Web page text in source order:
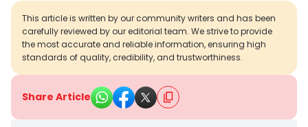
This article is written by our community writers and has been
carefully reviewed by our editorial team. We strive to provide
the most accurate and reliable information, ensuring high
standards of quality, credibility, and trustworthiness.
Share Article